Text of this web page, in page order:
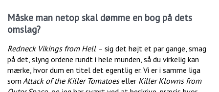
Måske man netop skal dømme en bog på dets
omslag?
Redneck Vikings from Hell – sig det højt et par gange, smag
på det, slyng ordene rundt i hele munden, så du virkelig kan
mærke, hvor dum en titel det egentlig er. Vi er i samme liga
som Attack of the Killer Tomatoeseller Killer Klowns from